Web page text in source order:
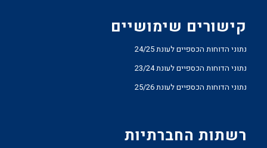
קישורים שימושיים
נתוני הדוחות הכספיים לעונת 24/25
נתוני הדוחות הכספיים לעונת 23/24
נתוני הדוחות הכספיים לעונת 25/26
רשתות החברתיות